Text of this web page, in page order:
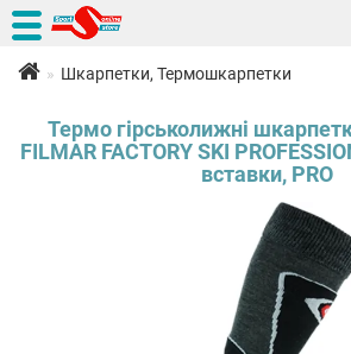
Шкарпетки, Термошкарпетки
Термо гірськолижні
FILMAR FACTORY SKI
вставки, PRO